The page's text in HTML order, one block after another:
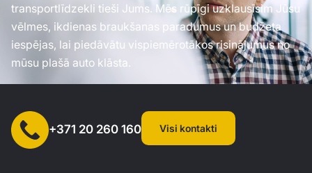
transportlīdzekli tieši Jums. Mēs rūpīgi uzklausīsim Jūsu
vēlmes, ikdienas braukšanas paradumus un budžeta
iespējas, lai piedāvātu vispiemērotākos risinājumus no
mūsu plašā auto klāsta.
+371 20 260 160 Visi kontakti